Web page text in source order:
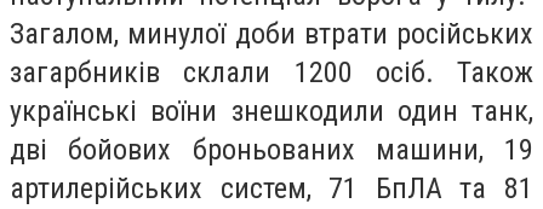
Загалом, минулої доби втрати російських
загарбників склали 1200 осіб. Також
українські воїни знешкодили один танк,
дві бойових броньованих машини, 19
артилерійських систем, 71 БпЛА та 81